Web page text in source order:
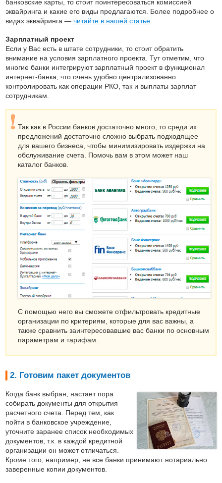
банковские карты, то стоит поинтересоваться комиссией
эквайринга и какие его виды предлагаются. Более подробнее о
видах эквайринга — читайте в нашей статье
Зарплатный проект
Если у Вас есть в штате сотрудники, то стоит обратить
внимание на условия зарплатного проекта. Тут отметим, что
многие банки интегрируют зарплатный проект в функционал
интернет-банка, что очень удобно централизованно
контролировать как операции РКО, так и выплаты зарплат
сотрудникам.
Так как в России банков достаточно много, то среди их
предложений достаточно сложно выбрать подходящее
для вашего бизнеса, чтобы минимизировать издержки на
обслуживание счета. Помочь вам в этом может наш
каталог банков.
С помощью него вы сможете отфильтровать кредитные
организации по критериям, которые для вас важны, а
также сравнить заинтересовавшие вас банки по основным
параметрам и тарифам.
2. Готовим пакет документов
Когда банк выбран, настает пора
собирать документы для открытия
расчетного счета. Перед тем, как
пойти в банковское учреждение,
уточните заранее список необходимых
документов, т.к. в каждой кредитной
организации он может отличаться.
Кроме того, например, не все банки принимают нотариально
заверенные копии документов.